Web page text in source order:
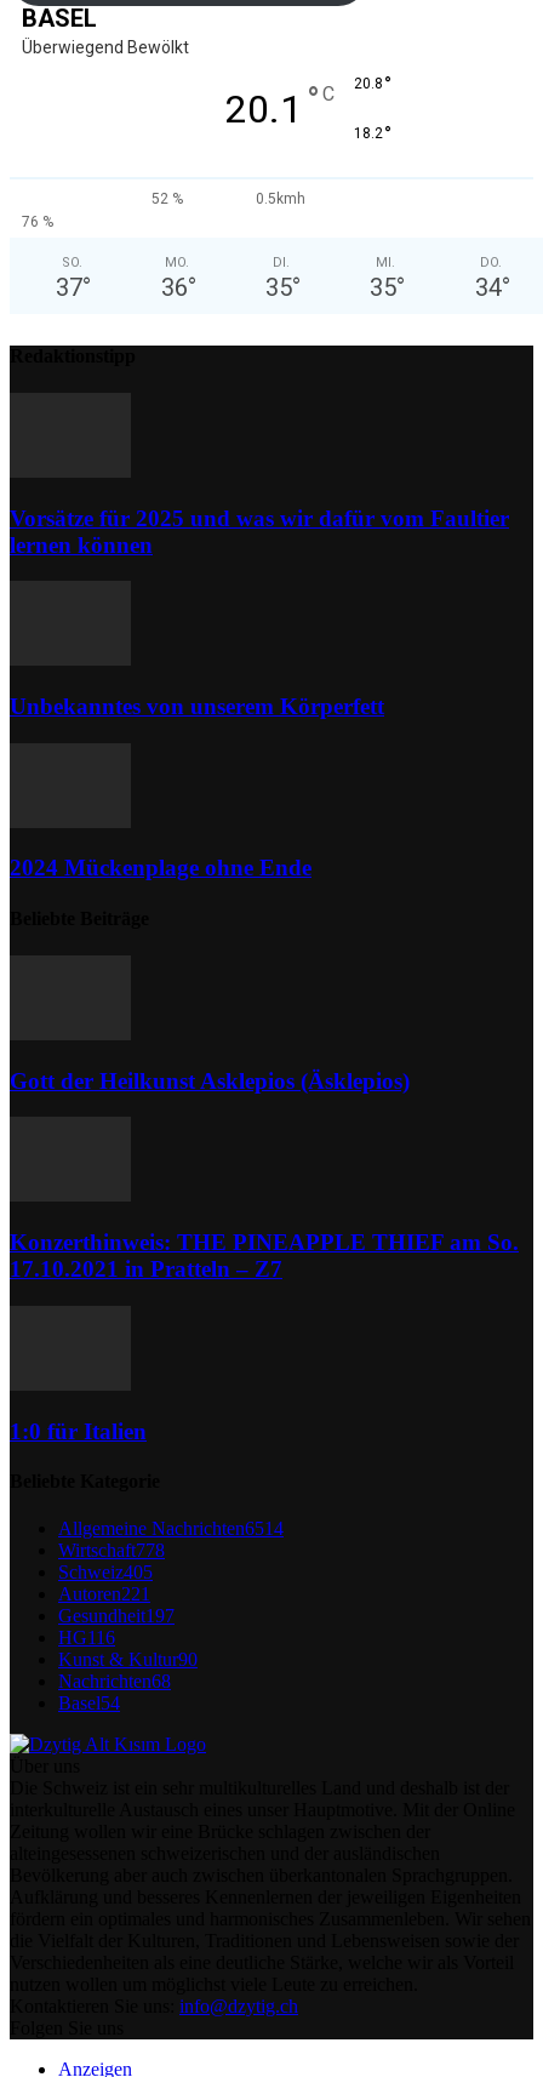
BASEL
Überwiegend Bewölkt
20.1 ° C 20.8 °
18.2°
52 %
0.5kmh
76 %
SO.
37°
MO.
36°
DI.
35°
MI.
35°
DO.
34°
Vorsätze für 2025 und was wir dafür vom Faultier
lernen können
Unbekanntes von unserem Körperfett
2024 Mückenplage ohne Ende
Gott der Heilkunst Asklepios (Äsklepios)
Konzerthinweis: THE PINEAPPLE THIEF am So.
17.10.2021 in Pratteln – Z7
1:0 für Italien
Allgemeine Nachrichten6514
Wirtschaft778
Schweiz405
Autoren221
Gesundheit197
HG116
Kunst & Kultur90
Nachrichten68
Basel54
info@dzytig.ch
Anzeigen